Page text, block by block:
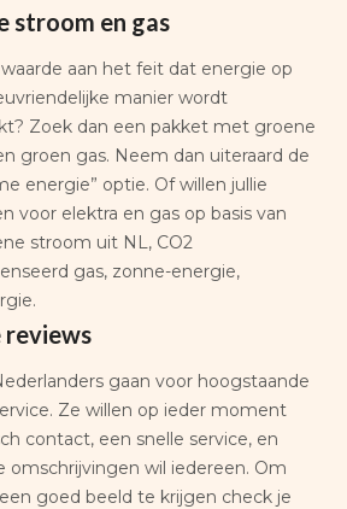
stroom en gas
aan het feit dat energie op
manier wordt
Zoek dan een pakket met groene
groen gas. Neem dan uiteraard de
energie” optie. Of willen jullie
voor elektra en gas op basis van
stroom uit NL, CO2
gas, zonne-energie,
reviews
gaan voor hoogstaande
Ze willen op ieder moment
contact, een snelle service, en
omschrijvingen wil iedereen. Om
goed beeld te krijgen check je